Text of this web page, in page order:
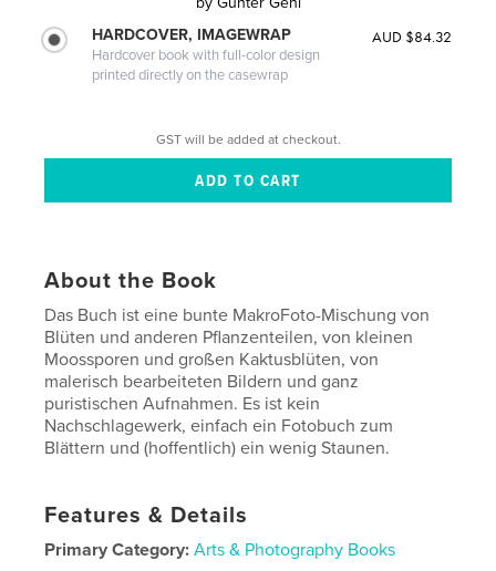
HARDCOVER, IMAGEWRAP
Hardcover book with full-color design
printed directly on the casewrap
AUD $84.32
GST will be added at checkout.
About the Book
Das Buch ist eine bunte MakroFoto-Mischung von
Blüten und anderen Pflanzenteilen, von kleinen
Moossporen und großen Kaktusblüten, von
malerisch bearbeiteten Bildern und ganz
puristischen Aufnahmen. Es ist kein
Nachschlagewerk, einfach ein Fotobuch zum
Blättern und (hoffentlich) ein wenig Staunen.
Features & Details
Primary Category: Arts & Photography Books